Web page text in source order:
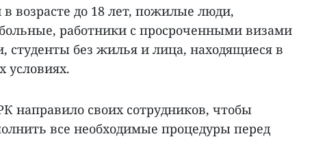
возрасте до 18 лет, пожилые люди,
работники с просроченными визами
студенты без жилья и лица, находящиеся в
условиях.
направило своих сотрудников, чтобы
все необходимые процедуры перед